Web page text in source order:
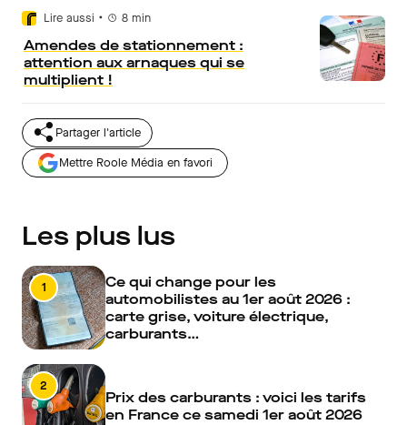
Lire aussi • 8 min
Amendes de stationnement :
attention aux arnaques qui se
multiplient !
Partager l'article
Mettre Roole Média en favori
Les plus lus
1
Ce qui change pour les
automobilistes au 1er août 2026 :
carte grise, voiture électrique,
carburants…
2
Prix des carburants : voici les tarifs
en France ce samedi 1er août 2026